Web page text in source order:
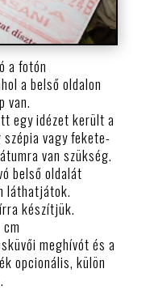
a fotón
a belső oldalon
van.
egy idézet került a
vagy fekete-
van szükség.
belső oldalát
láthatjátok.
készítjük.
meghívót és a
opcionális, külön